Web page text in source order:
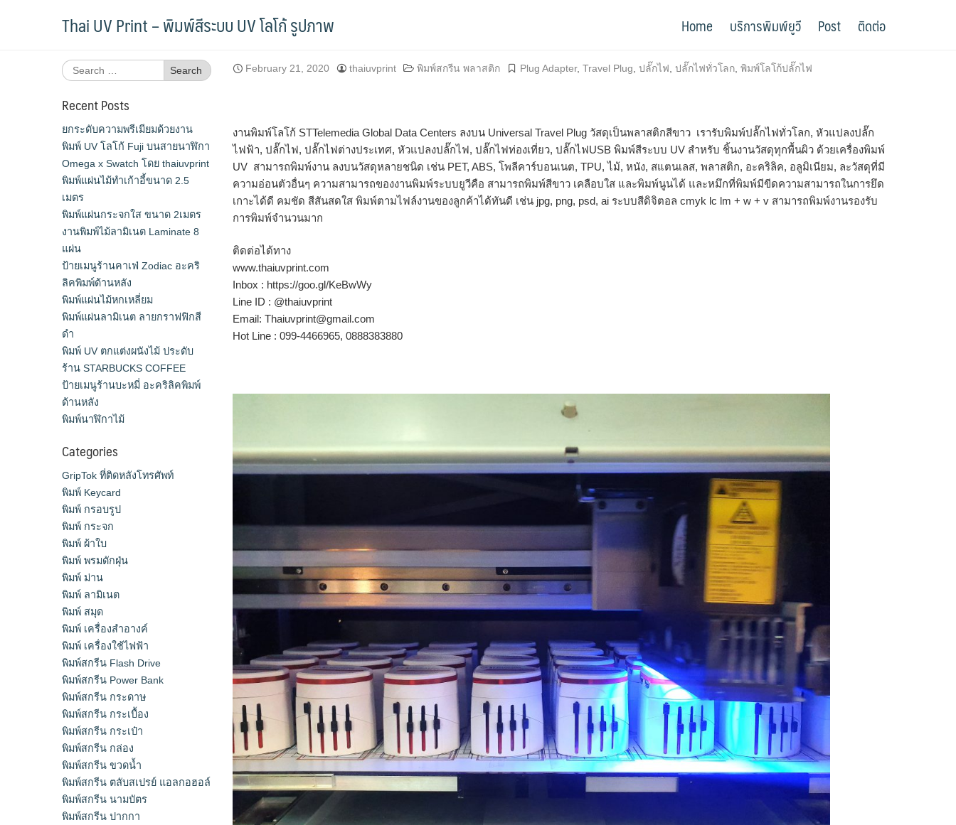
Thai UV Print – พิมพ์สีระบบ UV โลโก้ รูปภาพ Home บริการพิมพ์ยูวี Post ติดต่อ
พิมพ์โลโก้ Universal Travel Plug ปลั๊กไฟทั่วโลก
February 21, 2020 thaiuvprint พิมพ์สกรีน พลาสติก Plug Adapter, Travel Plug ปลั๊กไฟ ปลั๊กไฟทั่วโลก พิมพ์โลโก้ปลั๊กไฟ
งานพิมพ์โลโก้ STTelemedia Global Data Centers ลงบน Universal Travel Plug วัสดุเป็นพลาสติกสีขาว เรารับพิมพ์ปลั๊กไฟทั่วโลก, หัวแปลงปลั๊ก
ไฟฟ้า, ปลั๊กไฟ, ปลั๊กไฟต่างประเทศ, หัวแปลงปลั๊กไฟ, ปลั๊กไฟท่องเที่ยว, ปลั๊กไฟUSB พิมพ์สีระบบ UV สำหรับ ชิ้นงานวัสดุทุกพื้นผิว ด้วยเครื่องพิมพ์
UV สามารถพิมพ์งาน ลงบนวัสดุหลายชนิด เช่น PET, ABS, โพลีคาร์บอนเนต, TPU, ไม้, หนัง, สแตนเลส, พลาสติก, อะคริลิค, อลูมิเนียม, ละวัสดุที่มี
ความอ่อนตัวอื่นๆ ความสามารถของงานพิมพ์ระบบยูวีคือ สามารถพิมพ์สีขาว เคลือบใส และพิมพ์นูนได้ และหมึกที่พิมพ์มีขีดความสามารถในการยึด
เกาะได้ดี คมชัด สีสันสดใส พิมพ์ตามไฟล์งานของลูกค้าได้ทันดี เช่น jpg, png, psd, ai ระบบสีดิจิตอล cmyk lc lm + w + v สามารถพิมพ์งานรองรับ
การพิมพ์จำนวนมาก
ติดต่อได้ทาง
www.thaiuvprint.com
Inbox : https://goo.gl/KeBwWy
Line ID : @thaiuvprint
Email: Thaiuvprint@gmail.com
Hot Line : 099-4466965, 0888383880
Search
for:
Recent Posts
ยกระดับความพรีเมียมด้วยงาน
พิมพ์ UV โลโก้ Fuji บนสายนาฬิกา
Omega x Swatch โดย thaiuvprint
พิมพ์แผ่นไม้ทำเก้าอี้ขนาด 2.5
เมตร
พิมพ์แผ่นกระจกใส ขนาด 2เมตร
งานพิมพ์ไม้ลามิเนต Laminate 8
แผ่น
ป้ายเมนูร้านคาเฟ่ Zodiac อะคริ
ลิคพิมพ์ด้านหลัง
พิมพ์แผ่นไม้หกเหลี่ยม
พิมพ์แผ่นลามิเนต ลายกราฟฟิกสี
ดำ
พิมพ์ UV ตกแต่งผนังไม้ ประดับ
ร้าน STARBUCKS COFFEE
ป้ายเมนูร้านบะหมี่ อะคริลิคพิมพ์
ด้านหลัง
พิมพ์นาฬิกาไม้
Categories
GripTok ที่ติดหลังโทรศัพท์
พิมพ์ Keycard
พิมพ์ กรอบรูป
พิมพ์ กระจก
พิมพ์ ผ้าใบ
พิมพ์ พรมดักฝุ่น
พิมพ์ ม่าน
พิมพ์ ลามิเนต
พิมพ์ สมุด
พิมพ์ เครื่องสําอางค์
พิมพ์ เครื่องใช้ไฟฟ้า
พิมพ์สกรีน Flash Drive
พิมพ์สกรีน Power Bank
พิมพ์สกรีน กระดาษ
พิมพ์สกรีน กระเบื้อง
พิมพ์สกรีน กระเป๋า
พิมพ์สกรีน กล่อง
พิมพ์สกรีน ขวดน้ำ
พิมพ์สกรีน ตลับสเปรย์ แอลกอฮอล์
พิมพ์สกรีน นามบัตร
พิมพ์สกรีน ปากกา